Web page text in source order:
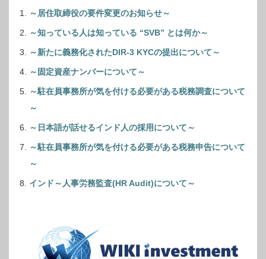
～居住取締役の要件変更のお知らせ～
～知っている人は知っている “SVB” とは何か～
～新たに義務化されたDIR-3 KYCの提出について～
～固定資産ナンバーについて～
～駐在員事務所が気を付ける必要がある税務調査について
～
～日本語が話せるインド人の採用について～
～駐在員事務所が気を付ける必要がある税務申告について
～
インド～人事労務監査(HR Audit)について～